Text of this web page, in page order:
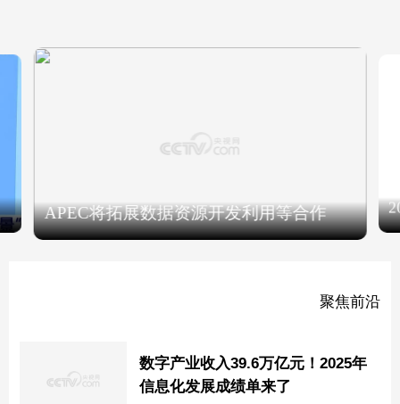
APEC将拓展数据资源开发利用等合作
聚焦前沿
数字产业收入39.6万亿元！2025年
信息化发展成绩单来了